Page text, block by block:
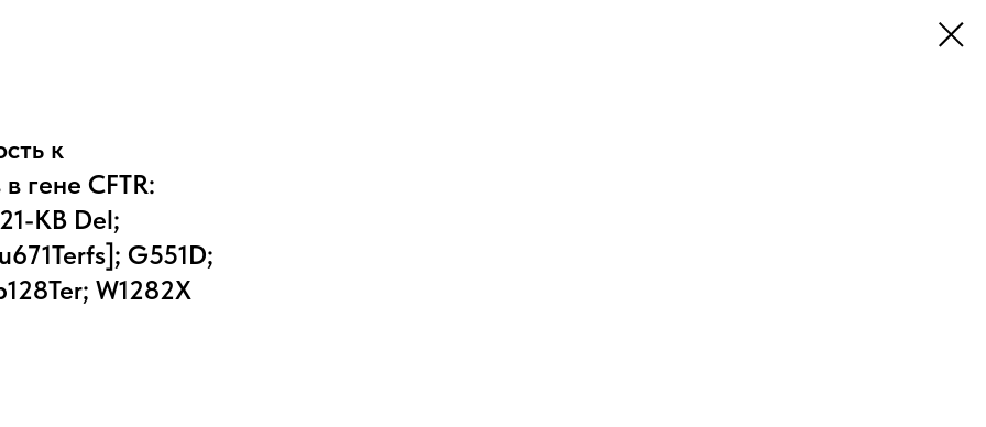
к
гене CFTR:
KB Del;
G551D;
W1282X